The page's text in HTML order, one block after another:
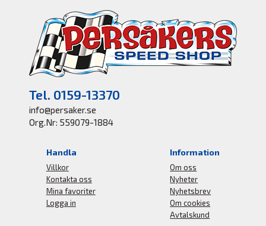
Tel. 0159-13370
info@persaker.se
Org.Nr: 559079-1884
Handla
Villkor
Kontakta oss
Mina favoriter
Logga in
Information
Om oss
Nyheter
Nyhetsbrev
Om cookies
Avtalskund